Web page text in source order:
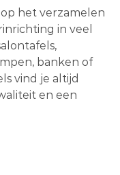
het verzamelen
in veel
banken of
vind je altijd
en een